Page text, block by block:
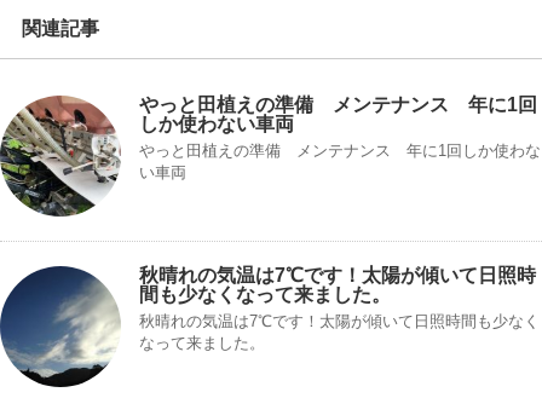
関連記事
やっと田植えの準備 メンテナンス 年に1回
しか使わない車両
やっと田植えの準備 メンテナンス 年に1回しか使わな
い車両
秋晴れの気温は7℃です！太陽が傾いて日照時
間も少なくなって来ました。
秋晴れの気温は7℃です！太陽が傾いて日照時間も少なく
なって来ました。